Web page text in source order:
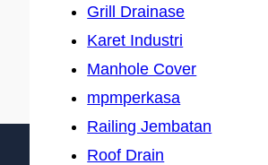
Grill Drainase
Karet Industri
Manhole Cover
mpmperkasa
Railing Jembatan
Roof Drain